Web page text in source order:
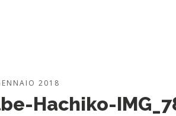
2018
Hachiko-